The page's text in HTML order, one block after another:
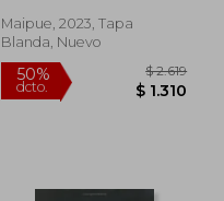
Maipue, 2023, Tapa
Blanda, Nuevo